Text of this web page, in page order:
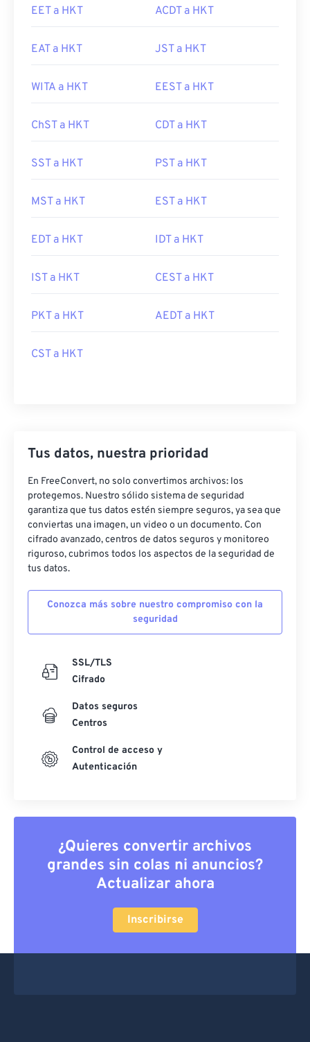
EET a HKT ACDT a HKT
EAT a HKT JST a HKT
WITA a HKT EEST a HKT
ChST a HKT CDT a HKT
SST a HKT PST a HKT
MST a HKT EST a HKT
EDT a HKT IDT a HKT
IST a HKT CEST a HKT
PKT a HKT AEDT a HKT
CST a HKT
Tus datos, nuestra prioridad
En FreeConvert, no solo convertimos archivos: los
protegemos. Nuestro sólido sistema de seguridad
garantiza que tus datos estén siempre seguros, ya sea que
conviertas una imagen, un video o un documento. Con
cifrado avanzado, centros de datos seguros y monitoreo
riguroso, cubrimos todos los aspectos de la seguridad de
tus datos.
Conozca más sobre nuestro compromiso con la
seguridad
SSL/TLS
Cifrado
Datos seguros
Centros
Control de acceso y
Autenticación
¿Quieres convertir archivos
grandes sin colas ni anuncios?
Actualizar ahora
Inscribirse